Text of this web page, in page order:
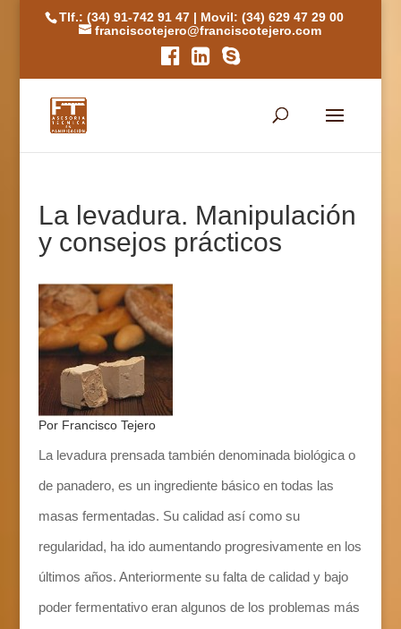
Tlf.: (34) 91-742 91 47 | Movil: (34) 629 47 29 00
franciscotejero@franciscotejero.com
La levadura. Manipulación
y consejos prácticos
Por Francisco Tejero
La levadura prensada también denominada biológica o
de panadero, es un ingrediente básico en todas las
masas fermentadas. Su calidad así como su
regularidad, ha ido aumentando progresivamente en los
últimos años. Anteriormente su falta de calidad y bajo
poder fermentativo eran algunos de los problemas más